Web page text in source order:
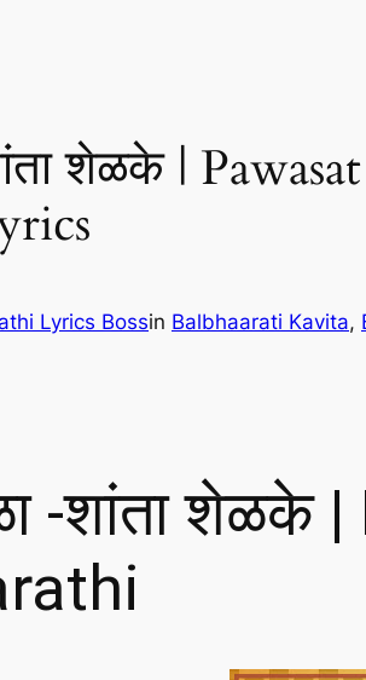
शेळके |
Lyrics Bossin Balbhaarati Kavita,
-शांता